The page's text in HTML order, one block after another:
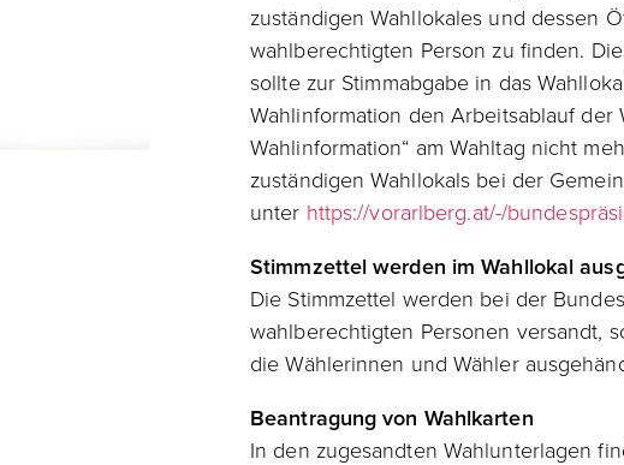
zuständigen Wahllokales und dessen
wahlberechtigten Person zu finden.
sollte zur Stimmabgabe in das
Wahlinformation den Arbeitsablauf
Wahlinformation“ am Wahltag nicht
zuständigen Wahllokals bei der
unter https://vorarlberg.at/-/
Stimmzettel werden im Wahllokal
Die Stimmzettel werden bei der
wahlberechtigten Personen versandt,
die Wählerinnen und Wähler
Beantragung von Wahlkarten
In den zugesandten Wahlunterlagen